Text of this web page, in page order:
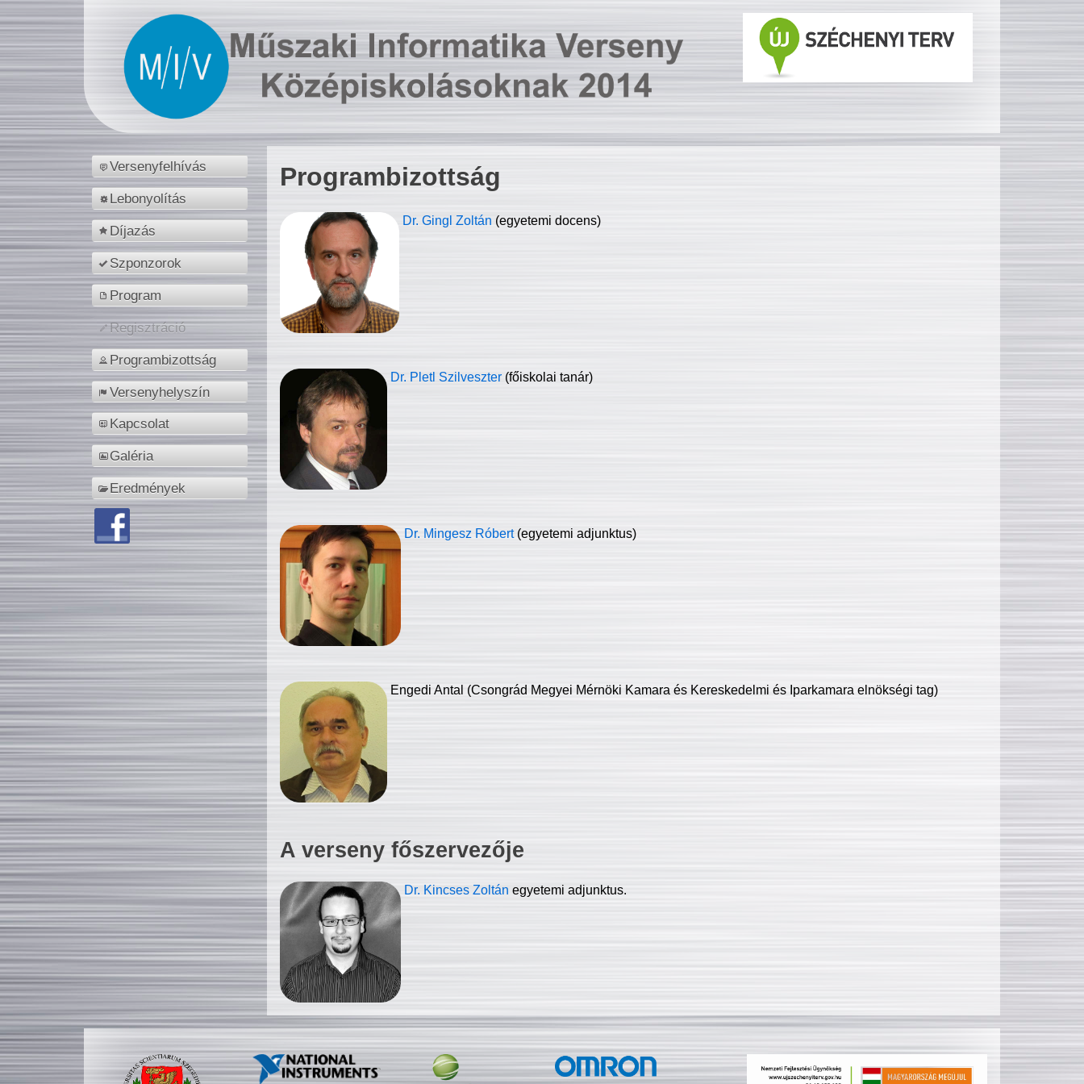
Versenyfelhívás
Lebonyolítás
Díjazás
Szponzorok
Program
Regisztráció
Programbizottság
Versenyhelyszín
Kapcsolat
Galéria
Eredmények
Programbizottság
Dr. Gingl Zoltán (egyetemi docens)
Dr. Pletl Szilveszter (főiskolai tanár)
Dr. Mingesz Róbert (egyetemi adjunktus)
Engedi Antal (Csongrád Megyei Mérnöki Kamara és Kereskedelmi és Iparkamara elnökségi tag)
A verseny főszervezője
Dr. Kincses Zoltán egyetemi adjunktus.